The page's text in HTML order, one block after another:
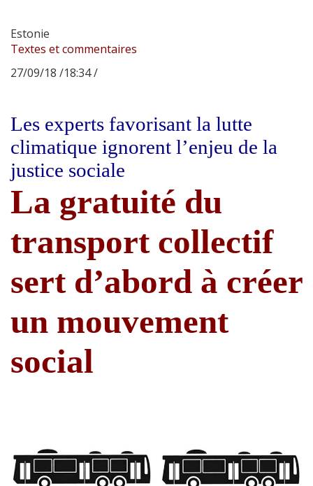
Estonie
Textes et commentaires
27/09/18 /18:34 /
Les experts favorisant la lutte
climatique ignorent l’enjeu de la
justice sociale
La gratuité du
transport collectif
sert d’abord à créer
un mouvement
social